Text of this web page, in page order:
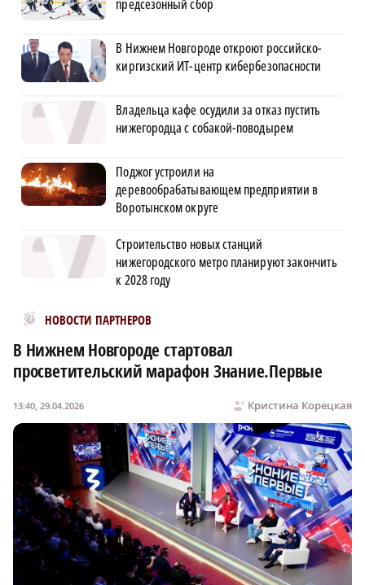
предсезонный сбор
В Нижнем Новгороде откроют российско-
киргизский ИТ-центр кибербезопасности
Владельца кафе осудили за отказ пустить
нижегородца с собакой-поводырем
Поджог устроили на
деревообрабатывающем предприятии в
Воротынском округе
Строительство новых станций
нижегородского метро планируют закончить
к 2028 году
НОВОСТИ ПАРТНЕРОВ
Новости МирТесен
В Нижнем Новгороде стартовал
просветительский марафон Знание.Первые
Кристина Корецкая
13:40, 29.04.2026